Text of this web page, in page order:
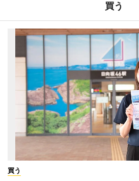
買う
買う